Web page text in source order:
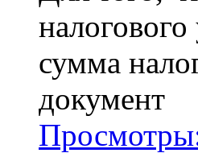
сумма
документ